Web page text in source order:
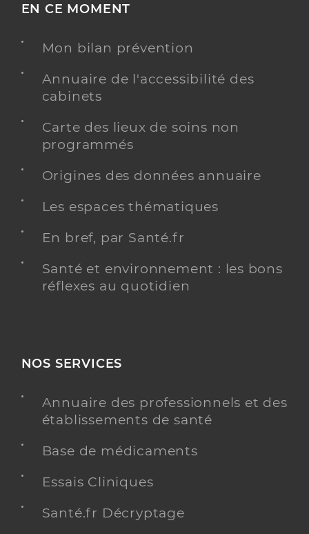
EN CE MOMENT
Mon bilan prévention
Annuaire de l'accessibilité des
cabinets
Carte des lieux de soins non
programmés
Origines des données annuaire
Les espaces thématiques
En bref, par Santé.fr
Santé et environnement : les bons
réflexes au quotidien
NOS SERVICES
Annuaire des professionnels et des
établissements de santé
Base de médicaments
Essais Cliniques
Santé.fr Décryptage